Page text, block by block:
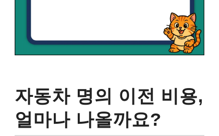
자동차 명의 이전 비용,
얼마나 나올까요?